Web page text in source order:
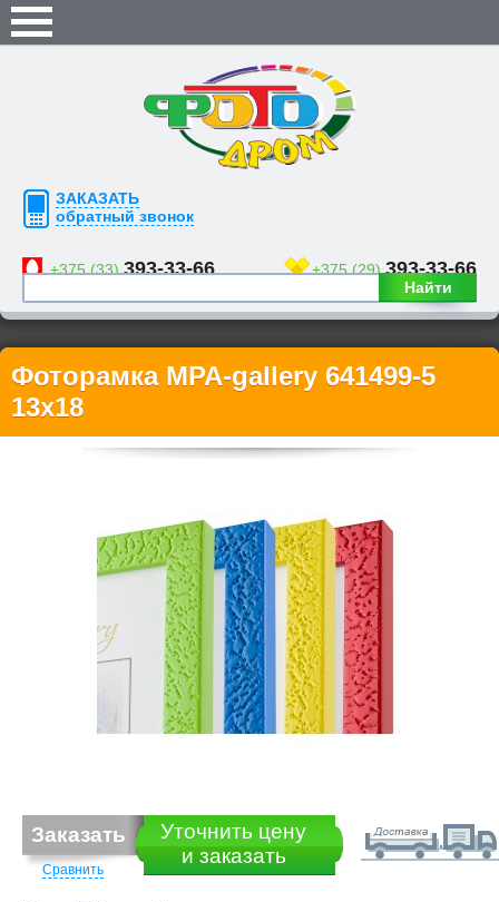
ЗАКАЗАТЬ
обратный звонок
Найти
+375 (33) 393-33-66 +375 (29) 393-33-66
Фоторамка MPA-gallery 641499-5
13х18
Заказать
Уточнить цену
и заказать
Сравнить